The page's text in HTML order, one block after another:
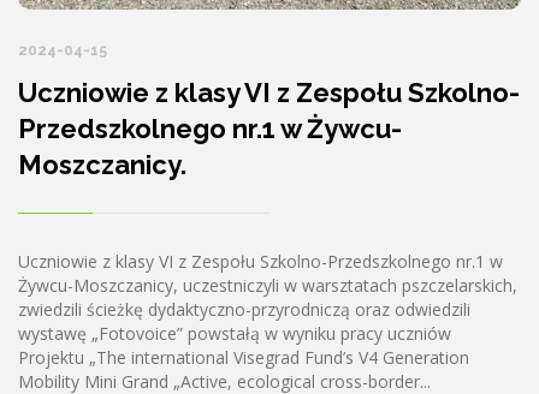
2024-04-15
Uczniowie z klasy VI z Zespołu Szkolno-
Przedszkolnego nr.1 w Żywcu-
Moszczanicy.
Uczniowie z klasy VI z Zespołu Szkolno-Przedszkolnego nr.1 w
Żywcu-Moszczanicy, uczestniczyli w warsztatach pszczelarskich,
zwiedzili ścieżkę dydaktyczno-przyrodniczą oraz odwiedzili
wystawę „Fotovoice” powstałą w wyniku pracy uczniów
Projektu „The international Visegrad Fund’s V4 Generation
Mobility Mini Grand „Active, ecological cross-border...